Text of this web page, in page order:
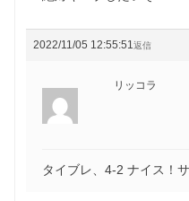
2022/11/05 12:55:51返信
リッコラ
タイブレ、4-2 ナイス！